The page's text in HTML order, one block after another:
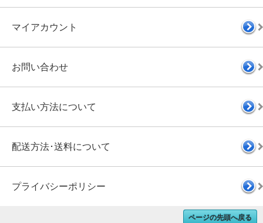
マイアカウント
お問い合わせ
支払い方法について
配送方法･送料について
プライバシーポリシー
ページの先頭へ戻る